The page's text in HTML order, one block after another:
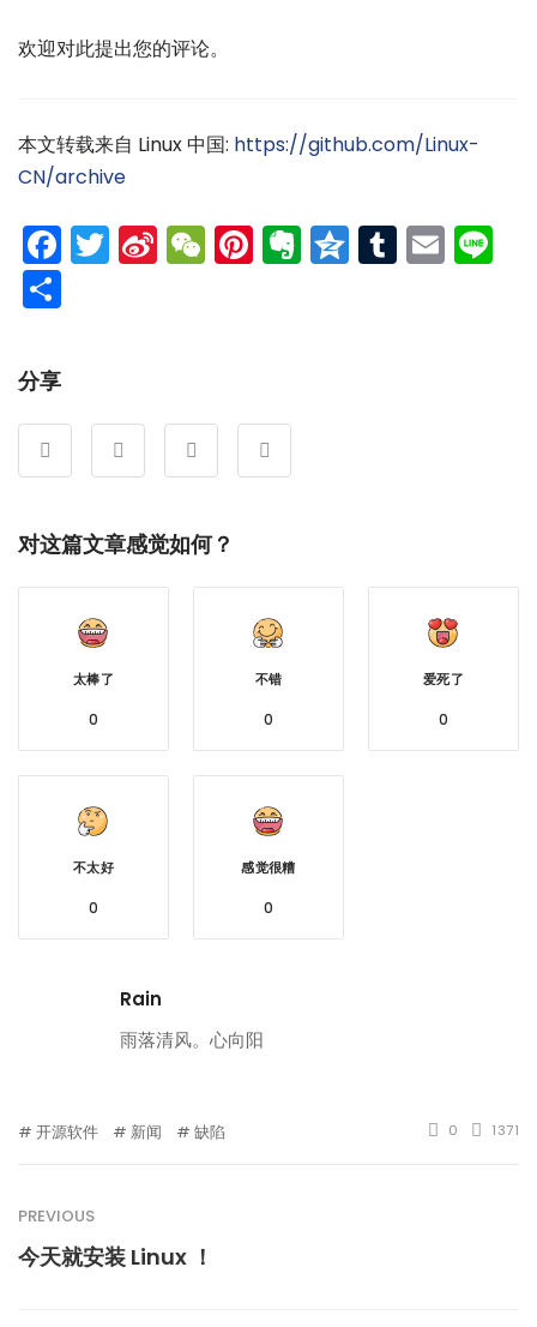
欢迎对此提出您的评论。
本文转载来自 Linux 中国: https://github.com/Linux-
CN/archive
Facebook
Twitter
Sina
Weibo
WeChat
Pinterest
Evernote
Qzone
Tumblr
分享
对这篇文章感觉如何？
太棒了
0
不错
0
爱死了
0
不太好
0
感觉很糟
0
Rain
雨落清风。心向阳
开源软件 新闻 缺陷 0 1371
PREVIOUS
今天就安装 Linux ！